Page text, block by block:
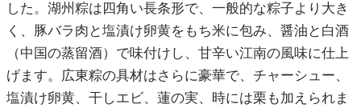
した。湖州粽は四角い長条形で、一般的な粽子より大き
く、豚バラ肉と塩漬け卵黄をもち米に包み、醤油と白酒
（中国の蒸留酒）で味付けし、甘辛い江南の風味に仕上
げます。広東粽の具材はさらに豪華で、チャーシュー、
塩漬け卵黄、干しエビ、蓮の実、時には栗も加えられま